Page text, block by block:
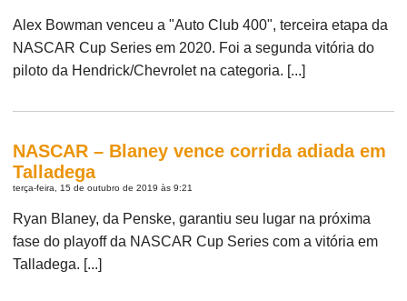
Alex Bowman venceu a "Auto Club 400", terceira etapa da
NASCAR Cup Series em 2020. Foi a segunda vitória do
piloto da Hendrick/Chevrolet na categoria. [...]
NASCAR – Blaney vence corrida adiada em
Talladega
terça-feira, 15 de outubro de 2019 às 9:21
Ryan Blaney, da Penske, garantiu seu lugar na próxima
fase do playoff da NASCAR Cup Series com a vitória em
Talladega. [...]